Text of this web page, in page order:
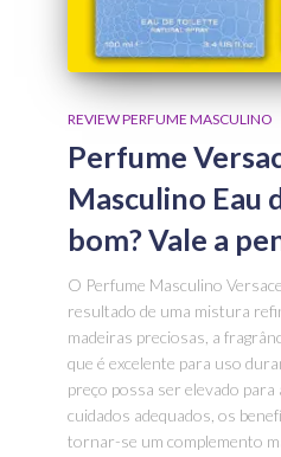
REVIEW PERFUME MASCULINO
Perfume
Masculino Eau
bom? Vale a
O Perfume Masculino
resultado de uma mistura
madeiras preciosas, a
que é excelente para uso
preço possa ser elevado
cuidados adequados, os
tornar-se um complemento